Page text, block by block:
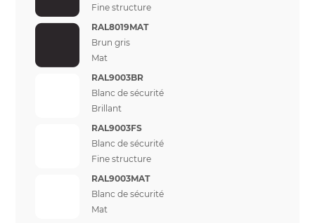
Fine structure
RAL8019MAT
Brun gris
Mat
RAL9003BR
Blanc de sécurité
Brillant
RAL9003FS
Blanc de sécurité
Fine structure
RAL9003MAT
Blanc de sécurité
Mat